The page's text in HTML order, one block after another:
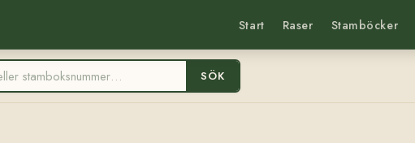
Start Raser Stamböcker
SÖK